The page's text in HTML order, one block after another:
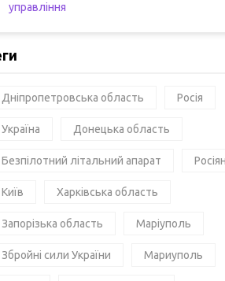
управління
Дніпропетровська область Росія
Україна Донецька область
Безпілотний літальний апарат
Київ Харківська область
Запорізька область Маріуполь
Збройні сили України Мариуполь